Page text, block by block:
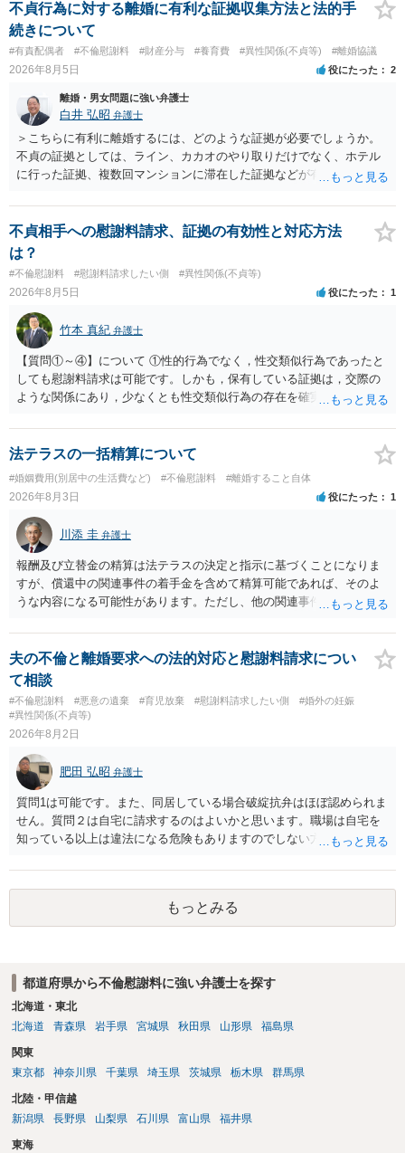
われます。 一度、最寄りの弁護士に相談してみてください。
不貞行為に対する離婚に有利な証拠収集方法と法的手
続きについて
#有責配偶者 #不倫慰謝料 #財産分与 #養育費 #異性関係(不貞等) #離婚協議
2026年8月5日 役にたった 2
離婚・男女問題に強い弁護士
白井 弘昭 弁護士
＞こちらに有利に離婚するには、どのような証拠が必要でしょうか。
不貞の証拠としては、ライン、カカオのやり取りだけでなく、ホテル
に行った証拠、複数回マンションに滞在した証拠などが有効です。 不
婚する、慰謝料をとるなど）ことができると思われます。 ただし、不
貞発覚後、長期間同居を続けると、不貞を許したとの評価につながる
場合がありますので、ご注意ください。 以上、ご参考まで。
不貞相手への慰謝料請求、証拠の有効性と対応方法
は？
#不倫慰謝料 #慰謝料請求したい側 #異性関係(不貞等)
2026年8月5日 役にたった 1
竹本 真紀 弁護士
【質問①～④】について ①性的行為でなく，性交類似行為であったと
しても慰謝料請求は可能です。しかも，保有している証拠は，交際の
ような関係にあり，少なくとも性交類似行為の存在を確実に証明でき
ことを窺わせるものです。）。ですから，慰謝料請求を進めることで
よいと思います。 ただ．慰謝料額については，婚姻破綻に至っていな
いとして，この点を考慮されることになるかもしれません。 ②夫との
今後のことを考えて書いてもらうか否かを検討するのがよいと思いま
す。今ある証拠以上のことを証明（証明力を強めることも含む）でき
るのであれば，前向きに検討を進めるという考え方でもよいでしょ
う。慰謝料請求としては証拠として使えることが前提であり，その価
値と夫との関係との均衡のように思います。 ③行政書士に委任をして
いるのであれば，どのような内容の委任なのか不明ですが，その行政
書士との協議になると思います。請求するか，訴訟にするか，その点
の見極めや，相手方は性交類似行為は認めているのか，それさえも否
定しているのかによって，考え方・進め方は変わってくると思いま
す。 ④性交類似行為を認めているにもかかわらず支払を拒否するので
あれば，本人（行政書士でも同じだと思います。）への対応ではあま
り変わらないように思います。減額で折り合えるなら本人様の交渉で
もよいように思いますが，ゼロかどうかの観点であれば，訴訟に進む
しかなくなるようにも思います。そうしますと，お近くの弁護士に相
談して進めることを検討した方がよいようにも思います。
法テラスの一括精算について
#婚姻費用(別居中の生活費など) #不倫慰謝料 #離婚すること自体
2026年8月3日 役にたった 1
川添 圭 弁護士
報酬及び立替金の精算は法テラスの決定と指示に基づくことになりま
すが、償還中の関連事件の着手金を含めて精算可能であれば、そのよ
うな内容になる可能性があります。ただし、他の関連事件でも相手方
情によって対応が違いますので、法テラスへお尋ねいただいた方が確
実です。
夫の不倫と離婚要求への法的対応と慰謝料請求につい
て相談
#不倫慰謝料 #悪意の遺棄 #育児放棄 #慰謝料請求したい側
#婚外の妊娠
#異性関係(不貞等)
2026年8月2日
肥田 弘昭 弁護士
質問1は可能です。また、同居している場合破綻抗弁はほぼ認められま
せん。質問２は自宅に請求するのはよいかと思います。職場は自宅を
知っている以上は違法になる危険もありますのでしない方が良いで
かと思います。有責配偶者ですので相手方からの離婚は拒否しても仮
に訴訟されても法的に成立しません。質問５は認知すると養育費支払
い、相続権が発生します。合意があれば法的に可能ですが法律で強制
することはできません。質問６は可能です。質問７は不貞行為の写真
もっとみる
都道府県から不倫慰謝料に強い弁護士を探す
北海道・東北
北海道
青森県 岩手県 宮城県 秋田県 山形県 福島県
関東
東京都
神奈川県 千葉県 埼玉県 茨城県 栃木県 群馬県
北陸・甲信越
新潟県
長野県 山梨県 石川県 富山県 福井県
東海